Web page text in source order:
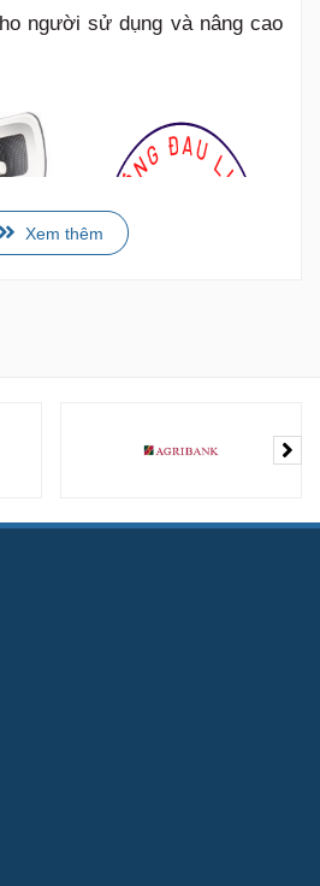
người sử dụng và nâng cao
Xem thêm